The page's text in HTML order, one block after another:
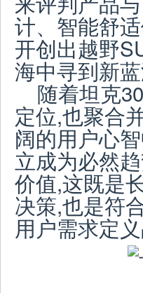
计、智能舒
开创出越野
海中寻到新蓝
随着坦克
定位,也聚合
阔的用户心
立成为必然
价值,这既是
决策,也是符
用户需求定义